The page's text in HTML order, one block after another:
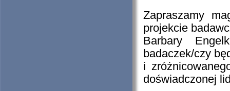
Zapraszamy
projekcie
Barbary
badaczek/czy
i
doświadczonej